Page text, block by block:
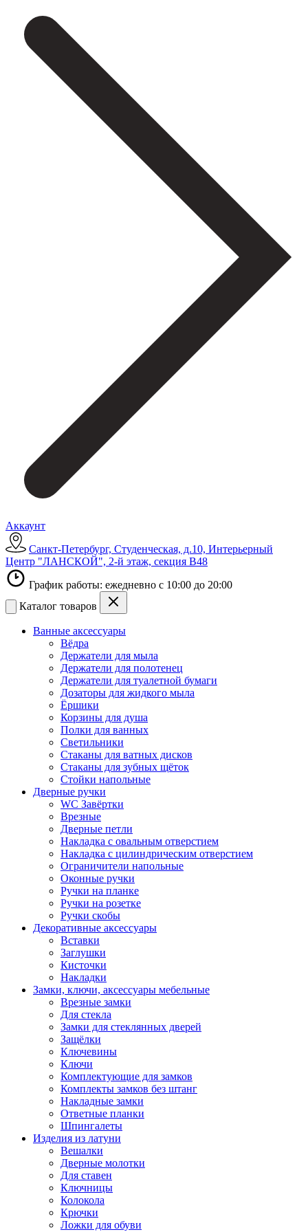
Аккаунт
Санкт-Петербург, Студенческая, д.10, Интерьерный
Центр "ЛАНСКОЙ", 2-й этаж, секция В48
График работы: ежедневно с 10:00 до 20:00
Каталог товаров
Ванные аксессуары
Вёдра
Держатели для мыла
Держатели для полотенец
Держатели для туалетной бумаги
Дозаторы для жидкого мыла
Ёршики
Корзины для душа
Полки для ванных
Светильники
Стаканы для ватных дисков
Стаканы для зубных щёток
Стойки напольные
Дверные ручки
WC Завёртки
Врезные
Дверные петли
Накладка с овальным отверстием
Накладка с цилиндрическим отверстием
Ограничители напольные
Оконные ручки
Ручки на планке
Ручки на розетке
Ручки скобы
Декоративные аксессуары
Вставки
Заглушки
Кисточки
Накладки
Замки, ключи, аксессуары мебельные
Врезные замки
Для стекла
Замки для стеклянных дверей
Защёлки
Ключевины
Ключи
Комплектующие для замков
Комплекты замков без штанг
Накладные замки
Ответные планки
Шпингалеты
Изделия из латуни
Вешалки
Дверные молотки
Для ставен
Ключницы
Колокола
Крючки
Ложки для обуви